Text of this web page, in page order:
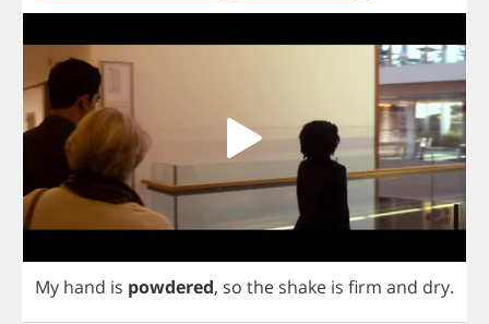
My hand is powdered, so the shake is firm and dry.